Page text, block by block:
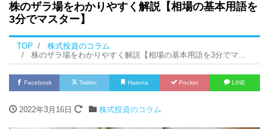
株のザラ場をわかりやすく解説【相場の基本用語を
3分でマスター】
TOP
株式投資のコラム
株のザラ場をわかりやすく解説【相場の基本用語を3分でマスター】
Facebook Twitter Hatena Pocket LINE
2022年3月16日 株式投資のコラム